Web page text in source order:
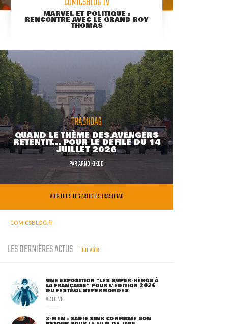
MARVEL ET POLITIQUE :
RENCONTRE AVEC LE GRAND ROY
THOMAS
TRASHBAG
QUAND LE THÈME DES AVENGERS
RETENTIT... POUR LE DÉFILÉ DU 14
JUILLET 2026
PARARNO KIKOO
VOIR TOUS LES ARTICLES TRASHBAG
COMICSBLOG.fr
LES DERNIÈRES ACTUS TOUT VOIR
UNE EXPOSITION "LES SUPER-HÉROS À
LA FRANÇAISE" POUR L'ÉDITION 2026
DU FESTIVAL HYPERMONDES
ACTU VF
X-MEN : SADIE SINK CONFIRME SON